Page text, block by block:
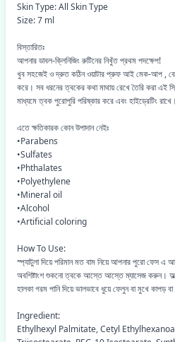
Skin Type: All Skin Type
Size: 7 ml
বিস্তারিতঃ
আপনার ডাবল-ক্লিনিজিং রুটিনের নিখুঁত প্রথম পদক্ষেপ!
খুব সহজেই ও দ্রুত কঠিন ওয়াটার প্রুফ আই মেক-আপ ,
করে। সব ধরনের ত্বকের কথা মাথায় রেখে তৈরি করা এই
মাধ্যমে ত্বক পুরোপুরি পরিষ্কার করে এবং হাইড্রেটিং রাখে।
এতে ক্ষতিকারক কোন উপাদান নেইঃ
•Parabens
•Sulfates
•Phthalates
•Polyethylene
•Mineral oil
•Alcohol
•Artificial coloring
How To Use:
স্প্যাটুলা দিয়ে পরিমান মত বাম নিয়ে আপনার পুরো ফেস
অবশিষ্টাংশ শুকনো ত্বকে আস্তে আস্তে ম্যাসেজ করুন। অল্প
হালকা গরম পানি দিয়ে ভালভাবে ধুয়ে ফেলুন বা মুখে কাপড়
Ingredient:
Ethylhexyl Palmitate, Cetyl